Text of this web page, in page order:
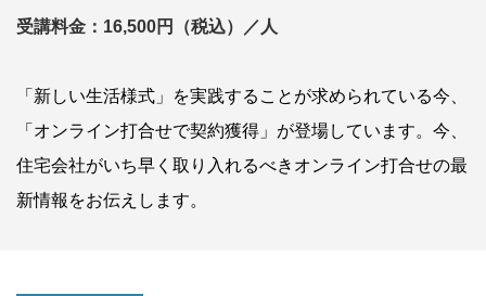
受講料金：16,500円（税込）／人
「新しい生活様式」を実践することが求められている今、
「オンライン打合せで契約獲得」が登場しています。今、
住宅会社がいち早く取り入れるべきオンライン打合せの最
新情報をお伝えします。